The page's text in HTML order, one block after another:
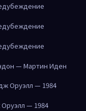
— Мартин Иден
Оруэлл — 1984
— 1984